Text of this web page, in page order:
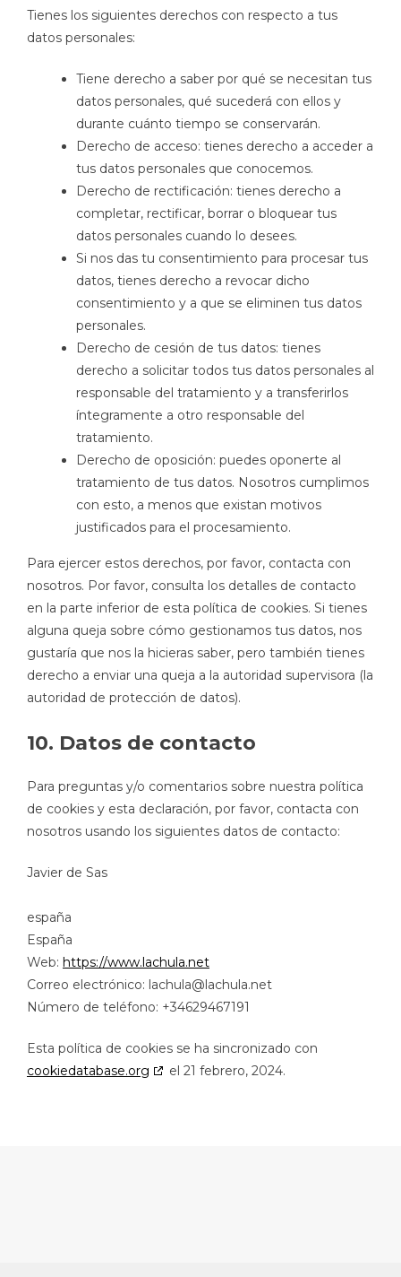
Tienes los siguientes derechos con respecto a tus
datos personales:
Tiene derecho a saber por qué se necesitan tus
datos personales, qué sucederá con ellos y
durante cuánto tiempo se conservarán.
Derecho de acceso: tienes derecho a acceder a
tus datos personales que conocemos.
Derecho de rectificación: tienes derecho a
completar, rectificar, borrar o bloquear tus
datos personales cuando lo desees.
Si nos das tu consentimiento para procesar tus
datos, tienes derecho a revocar dicho
consentimiento y a que se eliminen tus datos
personales.
Derecho de cesión de tus datos: tienes
derecho a solicitar todos tus datos personales al
responsable del tratamiento y a transferirlos
íntegramente a otro responsable del
tratamiento.
Derecho de oposición: puedes oponerte al
tratamiento de tus datos. Nosotros cumplimos
con esto, a menos que existan motivos
justificados para el procesamiento.
Para ejercer estos derechos, por favor, contacta con
nosotros. Por favor, consulta los detalles de contacto
en la parte inferior de esta política de cookies. Si tienes
alguna queja sobre cómo gestionamos tus datos, nos
gustaría que nos la hicieras saber, pero también tienes
derecho a enviar una queja a la autoridad supervisora (la
autoridad de protección de datos).
10. Datos de contacto
Para preguntas y/o comentarios sobre nuestra política
de cookies y esta declaración, por favor, contacta con
nosotros usando los siguientes datos de contacto:
Javier de Sas
españa
España
Web: https://www.lachula.net
Correo electrónico: lachula@lachula.net
Número de teléfono: +34629467191
Esta política de cookies se ha sincronizado con
cookiedatabase.org
el 21 febrero, 2024.